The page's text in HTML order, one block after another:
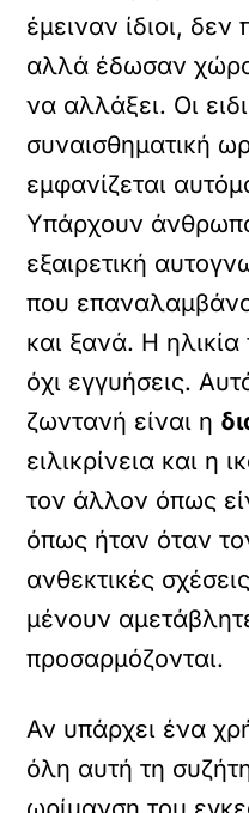
έμειναν ίδιοι,
αλλά έδωσαν
να αλλάξει. Οι
συναισθηματική
εμφανίζεται
Υπάρχουν
εξαιρετική
που
και ξανά. Η ηλικία
όχι εγγυήσεις.
ζωντανή είναι η
ειλικρίνεια και η
τον άλλον όπως
όπως ήταν όταν
ανθεκτικές
μένουν
προσαρμόζονται.
Αν υπάρχει ένα
όλη αυτή τη